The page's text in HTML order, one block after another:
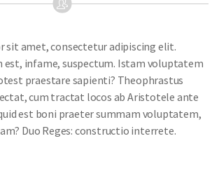
sit amet, consectetur adipiscing elit.
est, infame, suspectum. Istam voluptatem
praestare sapienti? Theophrastus
cum tractat locos ab Aristotele ante
est boni praeter summam voluptatem,
Duo Reges: constructio interrete.